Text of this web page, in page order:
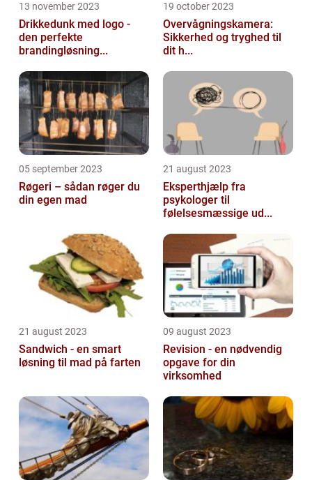
13 november 2023
Drikkedunk med logo -
den perfekte
brandingløsning...
19 october 2023
Overvågningskamera:
Sikkerhed og tryghed til
dit h...
05 september 2023
Røgeri – sådan røger du
din egen mad
21 august 2023
Eksperthjælp fra
psykologer til
følelsesmæssige ud...
21 august 2023
Sandwich - en smart
løsning til mad på farten
09 august 2023
Revision - en nødvendig
opgave for din
virksomhed